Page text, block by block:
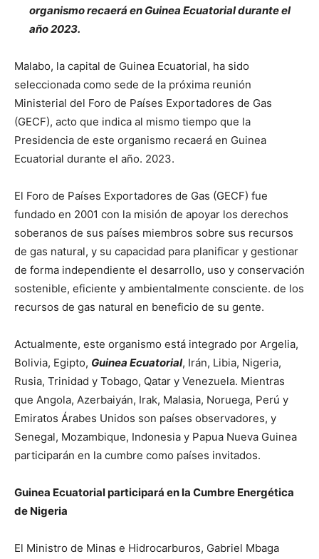
organismo recaerá en Guinea Ecuatorial durante el
año 2023.
Malabo, la capital de Guinea Ecuatorial, ha sido
seleccionada como sede de la próxima reunión
Ministerial del Foro de Países Exportadores de Gas
(GECF), acto que indica al mismo tiempo que la
Presidencia de este organismo recaerá en Guinea
Ecuatorial durante el año. 2023.
El Foro de Países Exportadores de Gas (GECF) fue
fundado en 2001 con la misión de apoyar los derechos
soberanos de sus países miembros sobre sus recursos
de gas natural, y su capacidad para planificar y gestionar
de forma independiente el desarrollo, uso y conservación
sostenible, eficiente y ambientalmente consciente. de los
recursos de gas natural en beneficio de su gente.
Actualmente, este organismo está integrado por Argelia,
Bolivia, Egipto, Guinea Ecuatorial, Irán, Libia, Nigeria,
Rusia, Trinidad y Tobago, Qatar y Venezuela. Mientras
que Angola, Azerbaiyán, Irak, Malasia, Noruega, Perú y
Emiratos Árabes Unidos son países observadores, y
Senegal, Mozambique, Indonesia y Papua Nueva Guinea
participarán en la cumbre como países invitados.
Guinea Ecuatorial participará en la Cumbre Energética
de Nigeria
El Ministro de Minas e Hidrocarburos, Gabriel Mbaga